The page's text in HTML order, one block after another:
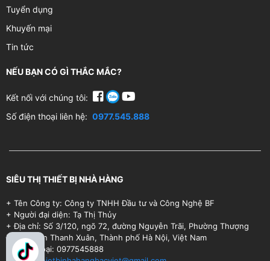
Tuyển dụng
Khuyến mại
Tin tức
NẾU BẠN CÓ GÌ THẮC MẮC?
Kết nối với chúng tôi:
Số điện thoại liên hệ: 0977.545.888
SIÊU THỊ THIẾT BỊ NHÀ HÀNG
+ Tên Công ty: Công ty TNHH Đầu tư và Công Nghệ BF
+ Người đại diện: Tạ Thị Thủy
+ Địa chỉ: Số 3/120, ngõ 72, đường Nguyễn Trãi, Phường Thượng
Đình, Quận Thanh Xuân, Thành phố Hà Nội, Việt Nam
+ Điện thoại: 0977545888